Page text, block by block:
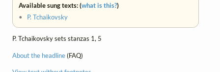
Available sung texts: (what is this?)
• P. Tchaikovsky
P. Tchaikovsky sets stanzas 1, 5
About the headline(FAQ)